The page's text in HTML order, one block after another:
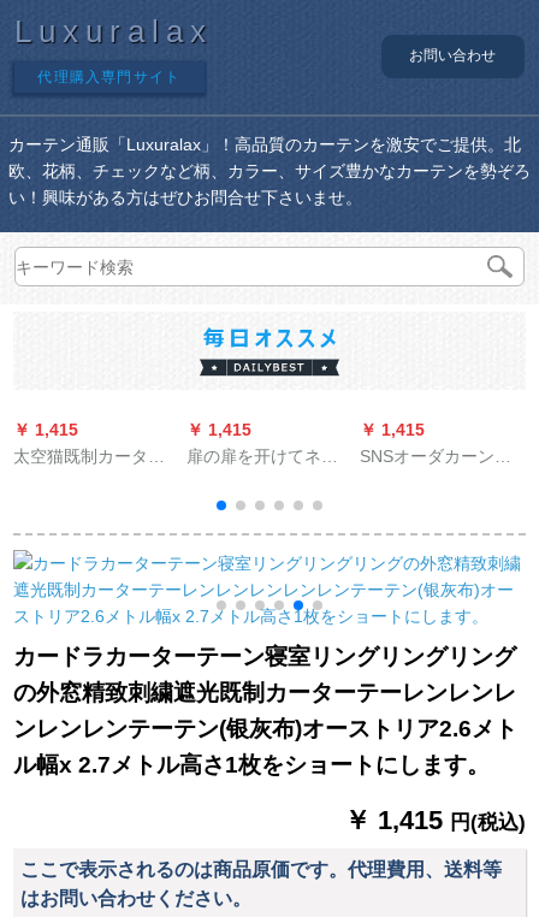
Luxuralax
代理購入専門サイト
お問い合わせ
カーテン通販「Luxuralax」！高品質のカーテンを激安でご提供。北
欧、花柄、チェックなど柄、カラー、サイズ豊かなカーテンを勢ぞろ
い！興味がある方はぜひお問合せ下さいませ。
￥ 1,415
太空猫既制カーター
プカーリング寝室书
房出窓扫き出窓窓ly
布-3087-流影ブティ
ック1メトルドールダ
ンカーン価格
￥ 1,415
扉の扉を开けてネテ
柄既制のカータータ
ーテ姫系ホテルテル
テルテルの寝室のビ
ンガー遮光カーテテ
テテテテテテテリン
グリングリングリン
グリングリングリン
グリングリングリン
グリングリングリン
グリングの布と糸の
二重连结メテル
￥ 1,415
SNSオーダカーンカ
ンショートカーラー
テンン半カーラーテ
ン半カーストテーン
ンシリーズシリーズ
シリーズシリーズシ
リーズの头高120 cm*
幅
カードラカーターテーン寝室リングリングリング
の外窓精致刺繍遮光既制カーターテーレンレンレ
ンレンレンテーテン(银灰布)オーストリア2.6メト
ル幅x 2.7メトル高さ1枚をショートにします。
￥ 1,415 円(税込)
ここで表示されるのは商品原価です。代理費用、送料等
はお問い合わせください。